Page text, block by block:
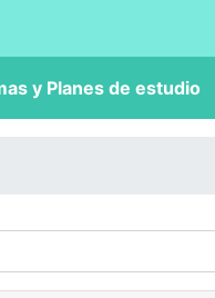
y Planes de estudio